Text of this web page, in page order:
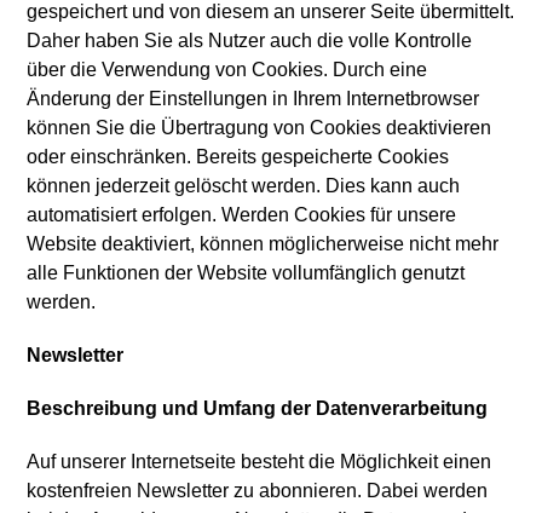
gespeichert und von diesem an unserer Seite übermittelt.
Daher haben Sie als Nutzer auch die volle Kontrolle
über die Verwendung von Cookies. Durch eine
Änderung der Einstellungen in Ihrem Internetbrowser
können Sie die Übertragung von Cookies deaktivieren
oder einschränken. Bereits gespeicherte Cookies
können jederzeit gelöscht werden. Dies kann auch
automatisiert erfolgen. Werden Cookies für unsere
Website deaktiviert, können möglicherweise nicht mehr
alle Funktionen der Website vollumfänglich genutzt
werden.
Newsletter
Beschreibung und Umfang der Datenverarbeitung
Auf unserer Internetseite besteht die Möglichkeit einen
kostenfreien Newsletter zu abonnieren. Dabei werden